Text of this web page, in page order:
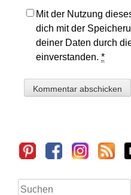
Mit der Nutzung
dich mit der
deiner Daten durch
einverstanden.*
Sidebar
Suchen